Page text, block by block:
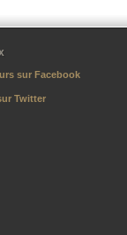
sur Facebook
Twitter